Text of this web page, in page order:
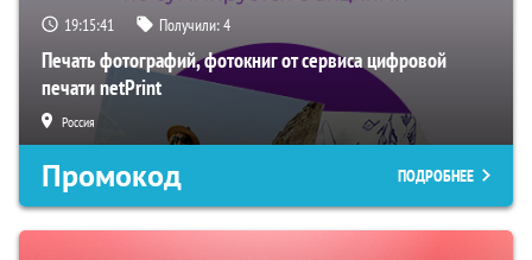
19:15:40 Получили:4
Печать фотографий, фотокниг от сервиса цифровой
печати netPrint
Россия
Промокод ПОДРОБНЕЕ